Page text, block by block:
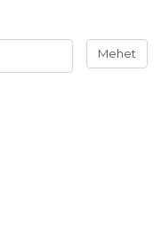
Mehet